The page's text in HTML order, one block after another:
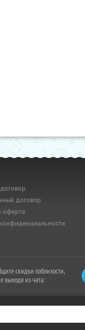
договор
оферта
скидки поблизости,
выходя из чата: